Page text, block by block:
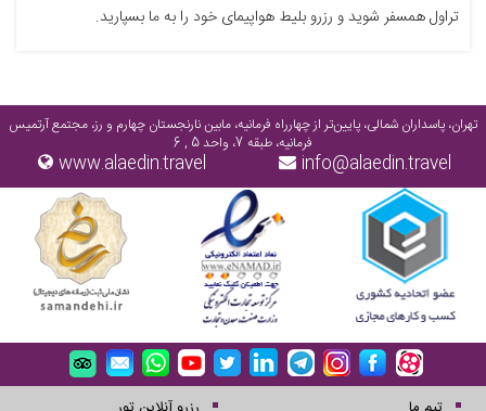
تراول همسفر شوید و رزرو بلیط هواپیمای خود را به ما بسپارید.
تهران، پاسداران شمالی، پایین‌تر از چهارراه فرمانیه، مابین نارنجستان چهارم و رز، مجتمع آرتمیس
فرمانیه، طبقه 7، واحد 5 , 6
info@alaedin.travel
www.alaedin.travel